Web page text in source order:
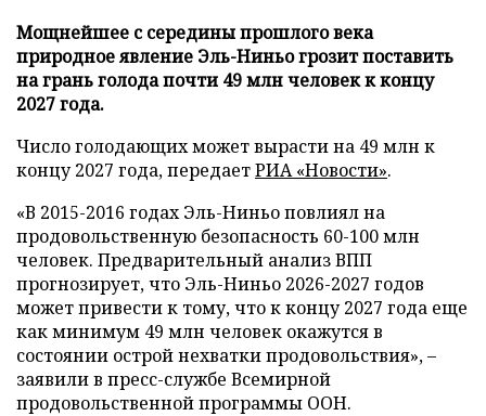
Мощнейшее с середины прошлого века
природное явление Эль-Ниньо грозит поставить
на грань голода почти 49 млн человек к концу
2027 года.
Число голодающих может вырасти на 49 млн к
концу 2027 года, передаетРИА «Новости».
«В 2015-2016 годах Эль-Ниньо повлиял на
продовольственную безопасность 60-100 млн
человек. Предварительный анализ ВПП
прогнозирует, что Эль-Ниньо 2026-2027 годов
может привести к тому, что к концу 2027 года еще
как минимум 49 млн человек окажутся в
состоянии острой нехватки продовольствия», –
заявили в пресс-службе Всемирной
продовольственной программы ООН.